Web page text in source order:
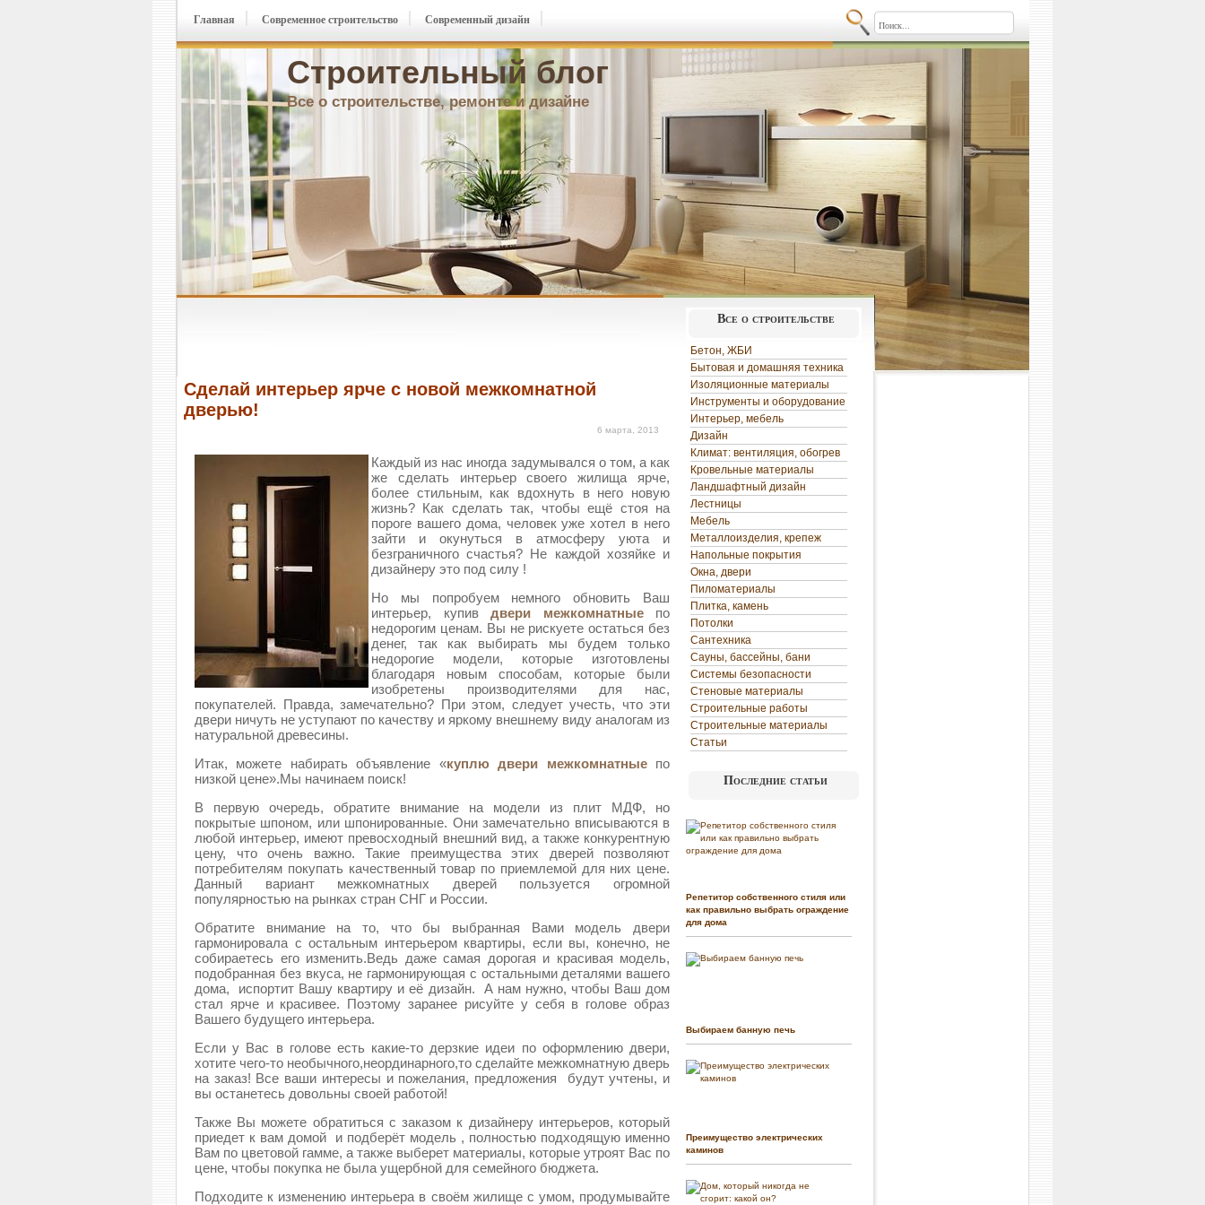
Строительный блог
Все о строительстве, ремонте и дизайне
Главная Современное строительство Современный дизайн
Сделай интерьер ярче с новой межкомнатной
дверью!
6 марта, 2013
Каждый из нас иногда задумывался о том, а как
же сделать интерьер своего жилища ярче,
более стильным, как вдохнуть в него новую
жизнь? Как сделать так, чтобы ещё стоя на
пороге вашего дома, человек уже хотел в него
зайти и окунуться в атмосферу уюта и
безграничного счастья? Не каждой хозяйке и
дизайнеру это под силу !
Но мы попробуем немного обновить Ваш
интерьер, купив двери межкомнатныепо
недорогим ценам. Вы не рискуете остаться без
денег, так как выбирать мы будем только
недорогие модели, которые изготовлены
благодаря новым способам, которые были
изобретены производителями для нас,
покупателей. Правда, замечательно? При этом, следует учесть, что эти
двери ничуть не уступают по качеству и яркому внешнему виду аналогам из
натуральной древесины.
Итак, можете набирать объявление «куплю двери межкомнатныепо
низкой цене».Мы начинаем поиск!
В первую очередь, обратите внимание на модели из плит МДФ, но
покрытые шпоном, или шпонированные. Они замечательно вписываются в
любой интерьер, имеют превосходный внешний вид, а также конкурентную
цену, что очень важно. Такие преимущества этих дверей позволяют
потребителям покупать качественный товар по приемлемой для них цене.
Данный вариант межкомнатных дверей пользуется огромной
популярностью на рынках стран СНГ и России.
Обратите внимание на то, что бы выбранная Вами модель двери
гармонировала с остальным интерьером квартиры, если вы, конечно, не
собираетесь его изменить.Ведь даже самая дорогая и красивая модель,
подобранная без вкуса, не гармонирующая с остальными деталями вашего
дома, испортит Вашу квартиру и её дизайн. А нам нужно, чтобы Ваш дом
стал ярче и красивее. Поэтому заранее рисуйте у себя в голове образ
Вашего будущего интерьера.
Если у Вас в голове есть какие-то дерзкие идеи по оформлению двери,
хотите чего-то необычного,неординарного,то сделайте межкомнатную дверь
на заказ! Все ваши интересы и пожелания, предложения будут учтены, и
вы останетесь довольны своей работой!
Также Вы можете обратиться с заказом к дизайнеру интерьеров, который
приедет к вам домой и подберёт модель , полностью подходящую именно
Вам по цветовой гамме, а также выберет материалы, которые утроят Вас по
цене, чтобы покупка не была ущербной для семейного бюджета.
Подходите к изменению интерьера в своём жилище с умом, продумывайте
Все о строительстве
Бетон, ЖБИ
Бытовая и домашняя техника
Изоляционные материалы
Инструменты и оборудование
Интерьер, мебель
Дизайн
Климат: вентиляция, обогрев
Кровельные материалы
Ландшафтный дизайн
Лестницы
Мебель
Металлоизделия, крепеж
Напольные покрытия
Окна, двери
Пиломатериалы
Плитка, камень
Потолки
Сантехника
Сауны, бассейны, бани
Системы безопасности
Стеновые материалы
Строительные работы
Строительные материалы
Статьи
Последние статьи
Репетитор собственного стиля или
как правильно выбрать ограждение
для дома
Выбираем банную печь
Преимущество электрических
каминов